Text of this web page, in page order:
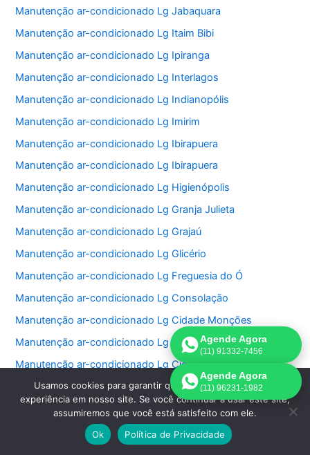
Manutenção ar-condicionado Lg Jabaquara
Manutenção ar-condicionado Lg Itaim Bibi
Manutenção ar-condicionado Lg Ipiranga
Manutenção ar-condicionado Lg Interlagos
Manutenção ar-condicionado Lg Indianopólis
Manutenção ar-condicionado Lg Imirim
Manutenção ar-condicionado Lg Ibirapuera
Manutenção ar-condicionado Lg Ibirapuera
Manutenção ar-condicionado Lg Higienópolis
Manutenção ar-condicionado Lg Granja Julieta
Manutenção ar-condicionado Lg Grajaú
Manutenção ar-condicionado Lg Glicério
Manutenção ar-condicionado Lg Freguesia do Ó
Manutenção ar-condicionado Lg Consolação
Manutenção ar-condicionado Lg Cidade Monções
Manutenção ar-condicionado Lg Cidade Jardim
Manutenção ar-condicionado Lg Cidade Dutra
Manutenção ar-condicionado Lg Cidade Ademar
Manutenção ar-condicionado Lg Chácara Santo Antonio
Manutenção ar-condicionado Lg Chácara Inglesa
Agende Agora
(11) 91332-7456
Agende Agora
(11) 96231-1982
Usamos cookies para garantir que oferecemos a melhor
experiência em nosso site. Se você continuar a usar este site,
assumiremos que você está satisfeito com ele.
Ok
Política de Privacidade